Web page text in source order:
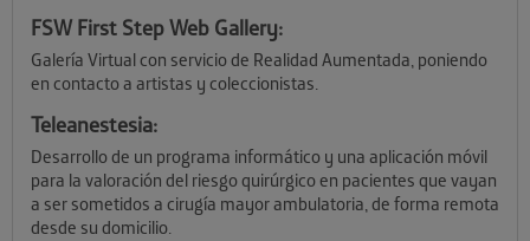
FSW First Step Web Gallery:
Galería Virtual con servicio de Realidad Aumentada, poniendo
en contacto a artistas y coleccionistas.
Teleanestesia:
Desarrollo de un programa informático y una aplicación móvil
para la valoración del riesgo quirúrgico en pacientes que vayan
a ser sometidos a cirugía mayor ambulatoria, de forma remota
desde su domicilio.